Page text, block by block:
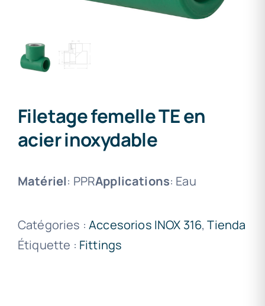
Filetage femelle TE en
acier inoxydable
Matériel: PPRApplications: Eau
Catégories :Accesorios INOX 316,Tienda
Étiquette : Fittings